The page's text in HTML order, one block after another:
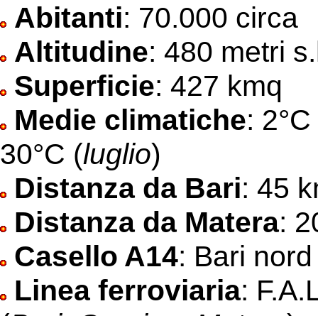
Abitanti: 70.000 circa
Altitudine: 480 metri
Superficie: 427 kmq
Medie climatiche:
30°C (luglio)
Distanza da Bari: 45
Distanza da Matera:
Casello A14: Bari
Linea ferroviaria: